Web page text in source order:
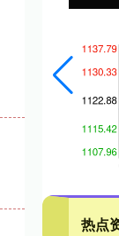
热点